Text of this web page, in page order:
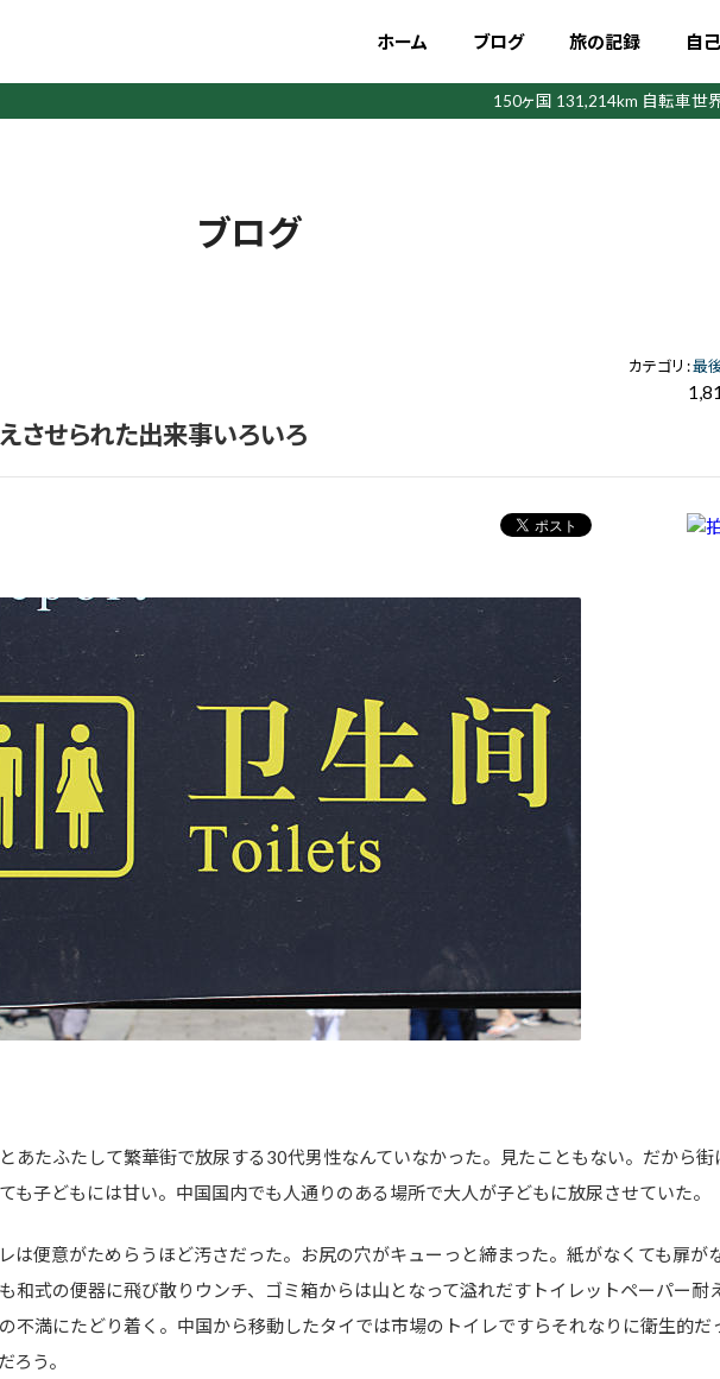
ホーム ブログ 旅の記録 自
150ヶ国 131,214km 自転車世
ブログ
カテゴリ :最
させられた出来事いろいろ
あたふたして繁華街で放尿する30代男性なんていなかった。見たこともない。だから街
も子どもには甘い。中国国内でも人通りのある場所で大人が子どもに放尿させていた。
は便意がためらうほど汚さだった。お尻の穴がキューっと締まった。紙がなくても扉が
和式の便器に飛び散りウンチ、ゴミ箱からは山となって溢れだすトイレットペーパー耐
不満にたどり着く。中国から移動したタイでは市場のトイレですらそれなりに衛生的だ
ろう。